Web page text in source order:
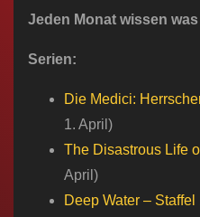
Jeden Monat wissen
Serien:
Die Medici:
1. April)
The Disastrous Life
April)
Deep Water​ – Staffel